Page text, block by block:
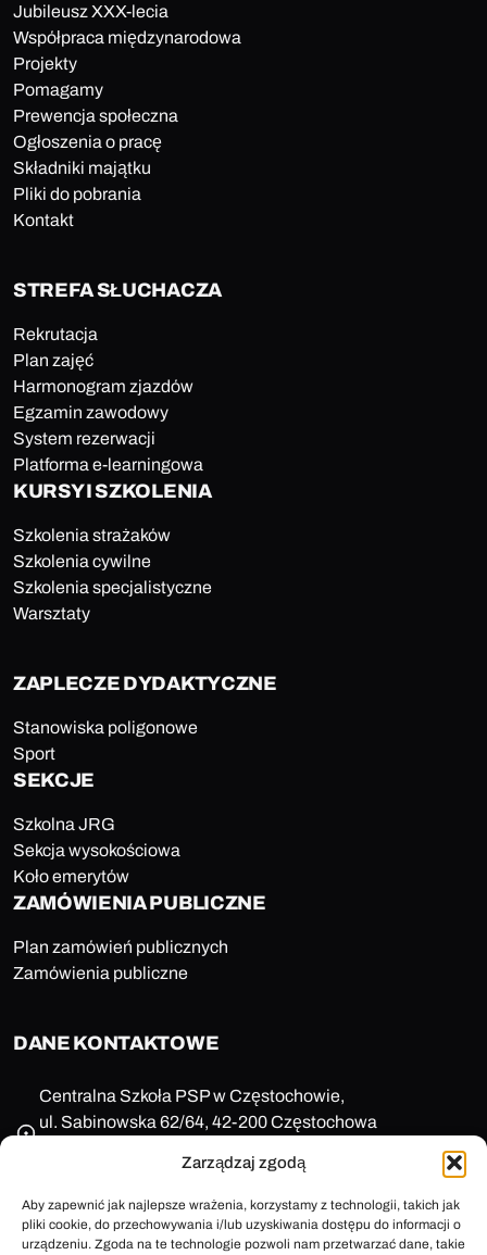
Zarządzaj zgodą
Aby zapewnić jak najlepsze wrażenia, korzystamy z technologii, takich jak
pliki cookie, do przechowywania i/lub uzyskiwania dostępu do informacji o
urządzeniu. Zgoda na te technologie pozwoli nam przetwarzać dane, takie
Jubileusz XXX-lecia
Współpraca międzynarodowa
Projekty
Pomagamy
Prewencja społeczna
Ogłoszenia o pracę
Składniki majątku
Pliki do pobrania
Kontakt
STREFA SŁUCHACZA
Rekrutacja
Plan zajęć
Harmonogram zjazdów
Egzamin zawodowy
System rezerwacji
Platforma e-learningowa
KURSY I SZKOLENIA
Szkolenia strażaków
Szkolenia cywilne
Szkolenia specjalistyczne
Warsztaty
ZAPLECZE DYDAKTYCZNE
Stanowiska poligonowe
Sport
SEKCJE
Szkolna JRG
Sekcja wysokościowa
Koło emerytów
ZAMÓWIENIA PUBLICZNE
Plan zamówień publicznych
Zamówienia publiczne
DANE KONTAKTOWE
Centralna Szkoła PSP w Częstochowie,
ul. Sabinowska 62/64, 42-200 Częstochowa
REGON: 150123657
+48 47 85 86 100
sekretariat@cspsp.pl